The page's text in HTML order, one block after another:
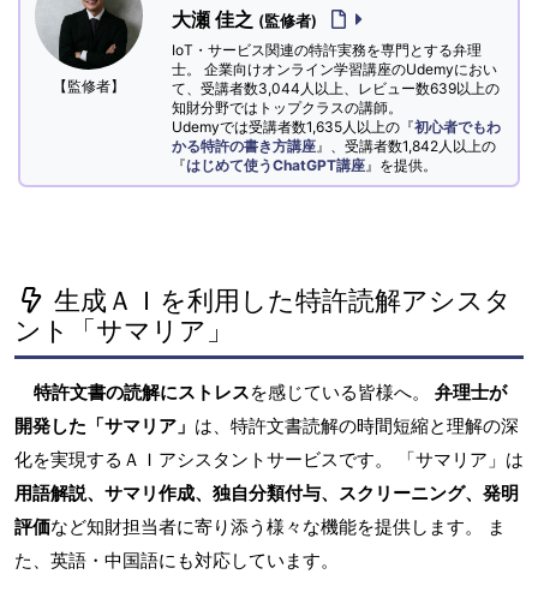
【監修者】
大瀬 佳之 (監修者)
IoT・サービス関連の特許実務を専門とする弁理
士。 企業向けオンライン学習講座のUdemyにおい
て、受講者数3,044人以上、レビュー数639以上の
知財分野ではトップクラスの講師。
Udemyでは受講者数1,635人以上の『初心者でもわ
かる特許の書き方講座 』、受講者数1,842人以上の
『はじめて使うChatGPT講座 』を提供。
生成ＡＩを利用した特許読解アシスタ
ント「サマリア」
特許文書の読解にストレスを感じている皆様へ。 弁理士が
開発した「サマリア」 は、特許文書読解の時間短縮と理解の深
化を実現するＡＩアシスタントサービスです。 「サマリア」は
用語解説、サマリ作成、独自分類付与、スクリーニング、発明
評価など知財担当者に寄り添う様々な機能を提供します。 ま
た、英語・中国語にも対応しています。